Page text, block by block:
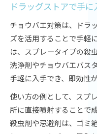
ドラッグストアで手
チョウバエ対策は、ドラ
ズを活用することで手軽
は、スプレータイプの殺
洗浄剤やチョウバエバス
手軽に入手でき、即効性
使い方の例として、スプ
所に直接噴射することで
殺虫剤や忌避剤は、ゴミ